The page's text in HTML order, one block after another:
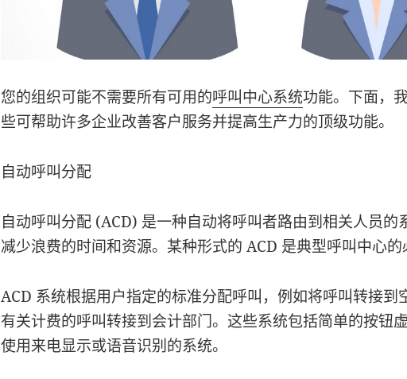
您的组织可能不需要所有可用的呼叫中心系统功能。下面，
些可帮助许多企业改善客户服务并提高生产力的顶级功能。
自动呼叫分配
自动呼叫分配 (ACD) 是一种自动将呼叫者路由到相关人员的
减少浪费的时间和资源。某种形式的 ACD 是典型呼叫中心的
ACD 系统根据用户指定的标准分配呼叫，例如将呼叫转接到
有关计费的呼叫转接到会计部门。这些系统包括简单的按钮
使用来电显示或语音识别的系统。